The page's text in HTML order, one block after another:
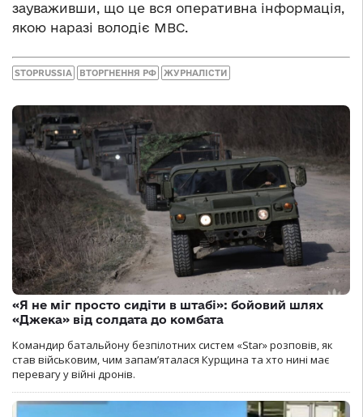
зауваживши, що це вся оперативна інформація,
якою наразі володіє МВС.
STOPRUSSIA ВТОРГНЕННЯ РФ ЖУРНАЛІСТИ
«Я не міг просто сидіти в штабі»: бойовий шлях
«Джека» від солдата до комбата
Командир батальйону безпілотних систем «Star» розповів, як
став військовим, чим запам’яталася Курщина та хто нині має
перевагу у війні дронів.